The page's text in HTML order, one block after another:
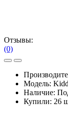
Отзывы:
(0)
Модель:
Наличие:
Купили: 26